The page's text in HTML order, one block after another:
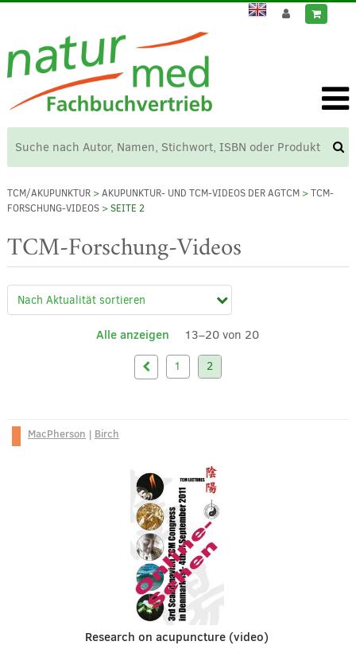
TCM/AKUPUNKTUR>AKUPUNKTUR- UND TCM-VIDEOS DER AGTCM>TCM-
FORSCHUNG-VIDEOS> SEITE 2
TCM-Forschung-Videos
Alle anzeigen 13–20 von 20
1 2
MacPherson | Birch
Research on acupuncture (video)